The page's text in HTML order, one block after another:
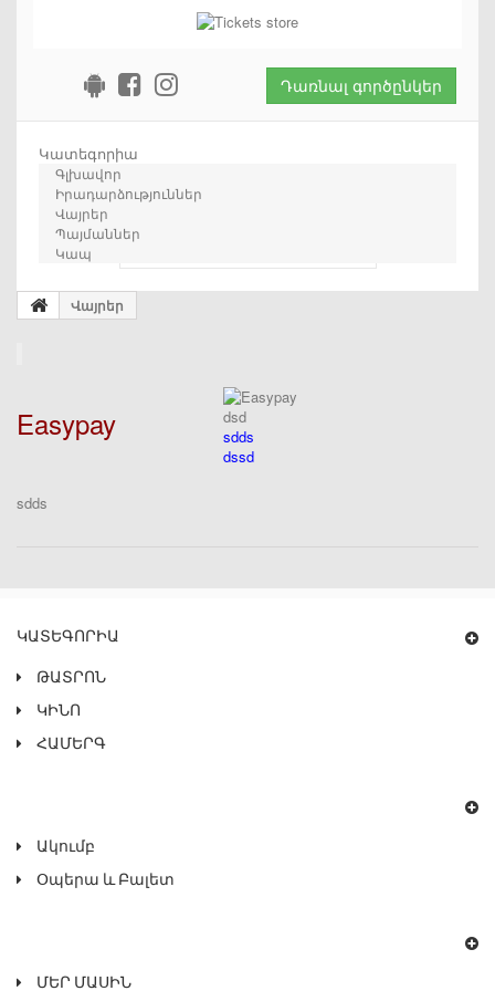
Դառնալ գործընկեր
Կատեգորիա
Գլխավոր
Իրադարձություններ
Վայրեր
Պայմաններ
Կապ
որոնում
Վայրեր
Easypay
dsd
sdds
dssd
sdds
ԿԱՏԵԳՈՐԻԱ
ԹԱՏՐՈՆ
ԿԻՆՈ
ՀԱՄԵՐԳ
Ակումբ
Օպերա ԵՒ Բալետ
ՄԵՐ ՄԱՍԻՆ